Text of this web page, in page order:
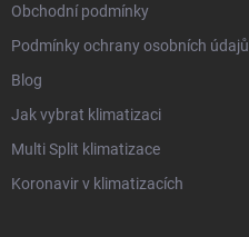
Obchodní podmínky
Podmínky ochrany osobních údajů
Blog
Jak vybrat klimatizaci
Multi Split klimatizace
Koronavir v klimatizacích